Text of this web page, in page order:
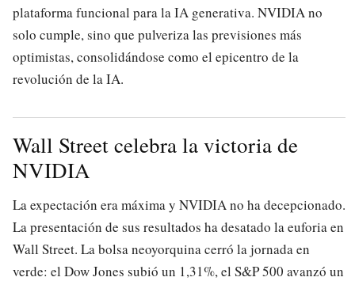
plataforma funcional para la IA generativa. NVIDIA no
solo cumple, sino que pulveriza las previsiones más
optimistas, consolidándose como el epicentro de la
revolución de la IA.
Wall Street celebra la victoria de
NVIDIA
La expectación era máxima y NVIDIA no ha decepcionado.
La presentación de sus resultados ha desatado la euforia en
Wall Street. La bolsa neoyorquina cerró la jornada en
verde: el Dow Jones subió un 1,31%, el S&P 500 avanzó un